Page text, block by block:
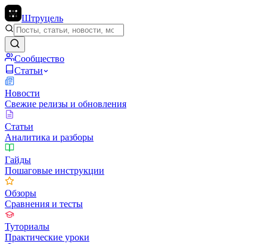
Штруцель
Сообщество
Статьи
Новости
Свежие релизы и обновления
Статьи
Аналитика и разборы
Гайды
Пошаговые инструкции
Обзоры
Сравнения и тесты
Туториалы
Практические уроки